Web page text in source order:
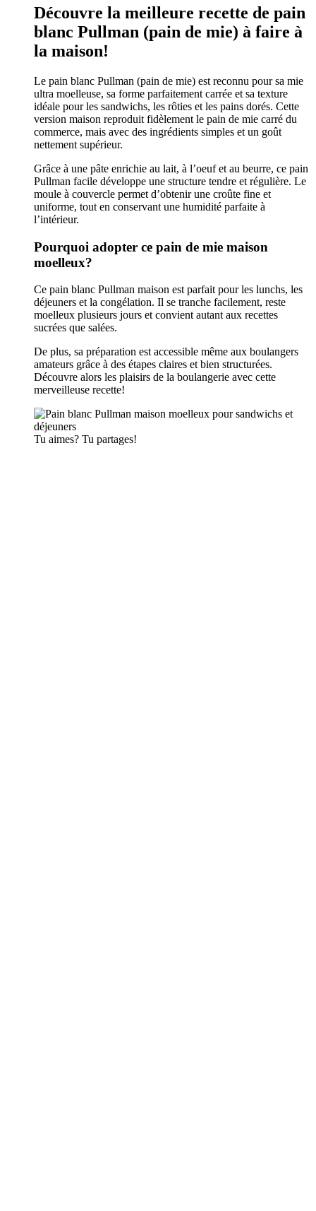
Découvre la meilleure recette de pain
blanc Pullman (pain de mie) à faire à
la maison!
Le pain blanc Pullman (pain de mie) est reconnu pour sa mie
ultra moelleuse, sa forme parfaitement carrée et sa texture
idéale pour les sandwichs, les rôties et les pains dorés. Cette
version maison reproduit fidèlement le pain de mie carré du
commerce, mais avec des ingrédients simples et un goût
nettement supérieur.
Grâce à une pâte enrichie au lait, à l’oeuf et au beurre, ce pain
Pullman facile développe une structure tendre et régulière. Le
moule à couvercle permet d’obtenir une croûte fine et
uniforme, tout en conservant une humidité parfaite à
l’intérieur.
Pourquoi adopter ce pain de mie maison
moelleux?
Ce pain blanc Pullman maison est parfait pour les lunchs, les
déjeuners et la congélation. Il se tranche facilement, reste
moelleux plusieurs jours et convient autant aux recettes
sucrées que salées.
De plus, sa préparation est accessible même aux boulangers
amateurs grâce à des étapes claires et bien structurées.
Découvre alors les plaisirs de la boulangerie avec cette
merveilleuse recette!
Tu aimes? Tu partages!